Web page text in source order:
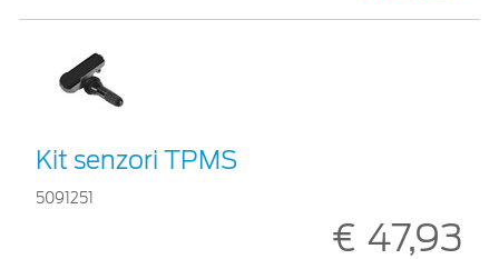
Kit senzori TPMS
5091251
€ 47,93